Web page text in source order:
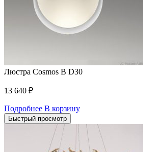
Люстра Cosmos B D30
13 640 ₽
Подробнее В корзину
Быстрый просмотр